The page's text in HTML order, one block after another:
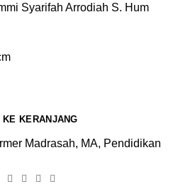
Syarifah Arrodiah S. Hum
KE KERANJANG
Madrasah, MA, Pendidikan